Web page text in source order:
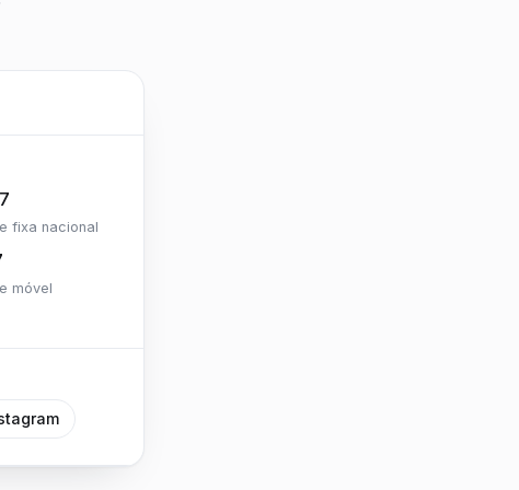
fixa nacional
móvel